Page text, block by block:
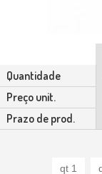
Quantidade
Preço unit.
Prazo de prod.